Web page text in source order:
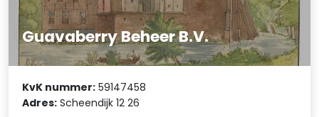
Guavaberry Beheer B.V.
KvK nummer: 59147458
Adres: Scheendijk 12 26